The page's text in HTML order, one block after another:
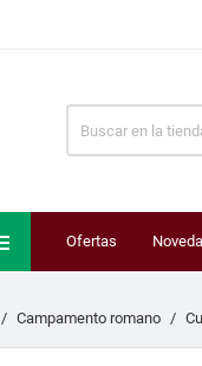
Ofertas
Campamento romano